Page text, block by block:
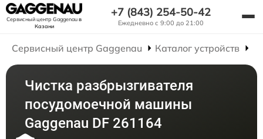
Сервисный центр Gaggenauв
Казани
+7 (843) 254-50-42
Ежедневно с 9:00 до 21:00
Сервисный центр Gaggenau Каталог устройств
Чистка разбрызгивателя
посудомоечной машины
Gaggenau DF 261164